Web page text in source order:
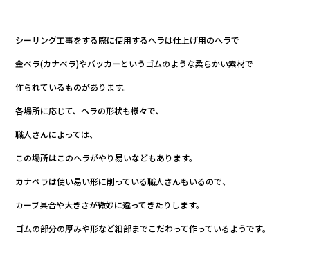
シーリング工事をする際に使用するヘラは仕上げ用のヘラで
金ベラ(カナベラ)やバッカーというゴムのような柔らかい素材で
作られているものがあります。
各場所に応じて、ヘラの形状も様々で、
職人さんによっては、
この場所はこのヘラがやり易いなどもあります。
カナベラは使い易い形に削っている職人さんもいるので、
カーブ具合や大きさが微妙に違ってきたりします。
ゴムの部分の厚みや形など細部までこだわって作っているようです。